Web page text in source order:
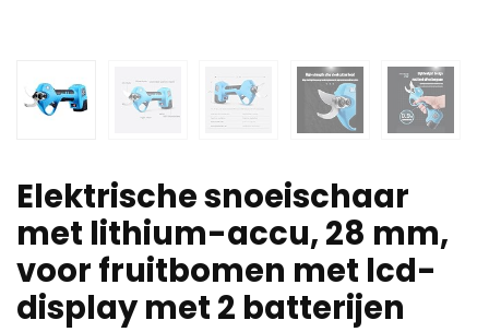
Elektrische snoeischaar
met lithium-accu, 28 mm,
voor fruitbomen met lcd-
display met 2 batterijen